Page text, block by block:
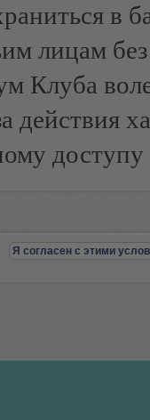
в
лицам
Клуба
действия
доступу